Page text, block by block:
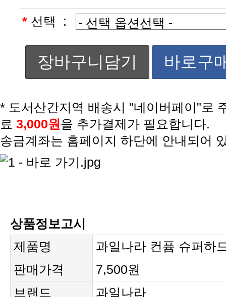
* 선택 :
장바구니담기 바로구
료 3,000원 을 추가결제가 필요합니다.
송금계좌는 홈페이지 하단에 안내되어
상품정보고시
제품명
과일나라 컨퓸 슈퍼하
판매가격
7,500원
브랜드
과일나라